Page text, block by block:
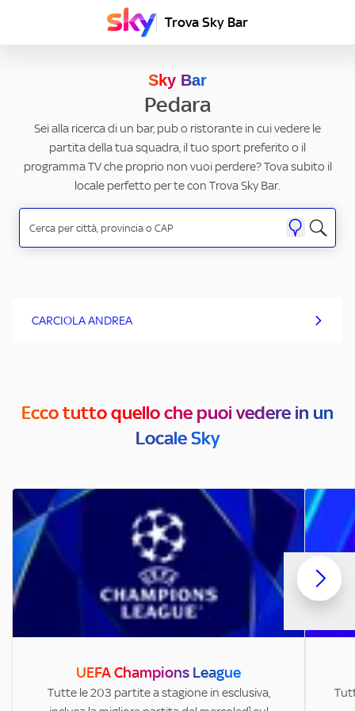
Trova Sky Bar
Sky Bar
Pedara
Sei alla ricerca di un bar, pub o ristorante in cui vedere le
partita della tua squadra, il tuo sport preferito o il
programma TV che proprio non vuoi perdere? Tova subito il
locale perfetto per te con Trova Sky Bar.
CARCIOLA ANDREA
Ecco tutto quello che puoi vedere in un
Locale Sky
UEFA Champions League
Tutte le 203 partite a stagione in esclusiva,